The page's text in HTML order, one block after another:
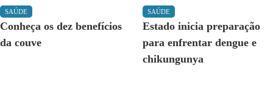
SAÚDE
Conheça os dez benefícios
da couve
SAÚDE
Estado inicia preparação
para enfrentar dengue e
chikungunya